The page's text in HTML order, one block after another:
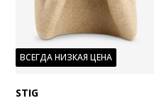
ВСЕГДА НИЗКАЯ ЦЕНА
STIG